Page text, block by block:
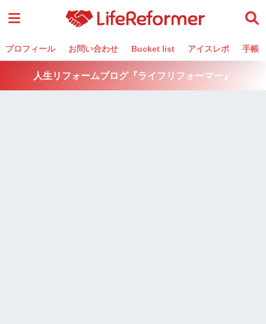
プロフィール お問い合わせ Bucket list アイスレポ 手帳
人生リフォームブログ『ライフリフォーマー』